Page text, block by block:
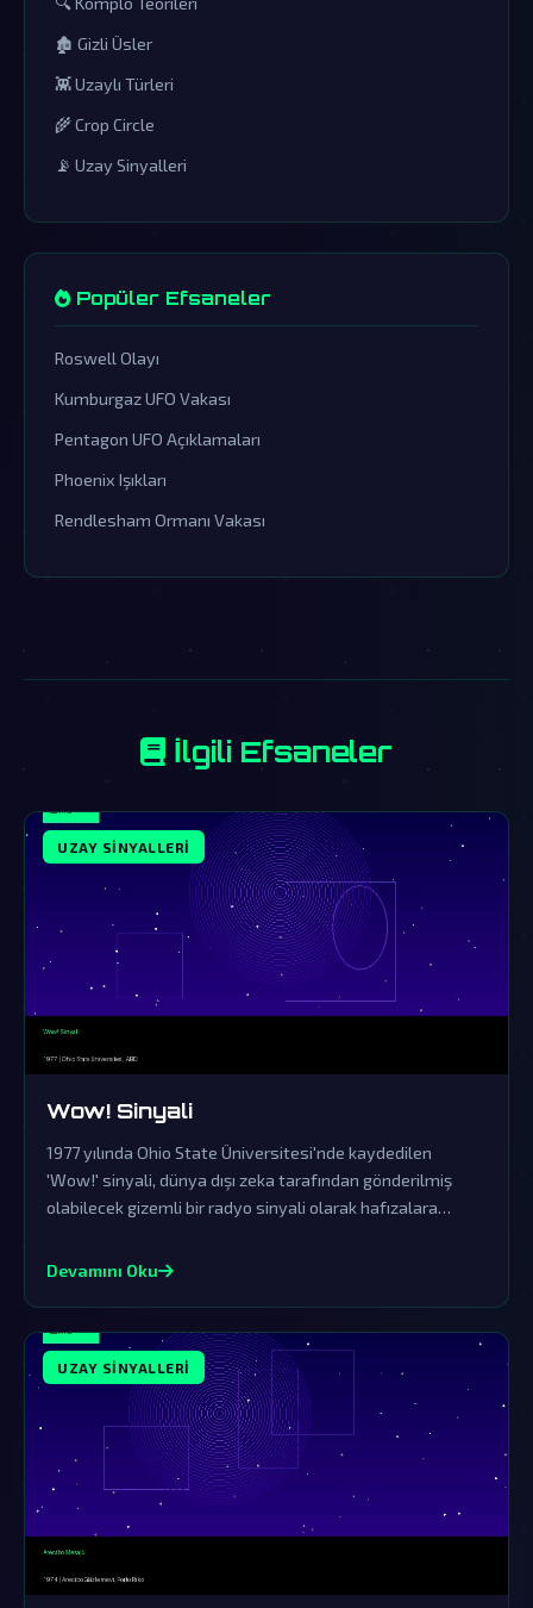
🏚️ Gizli Üsler
👾 Uzaylı Türleri
🌾 Crop Circle
📡 Uzay Sinyalleri
Popüler Efsaneler
Roswell Olayı
Kumburgaz UFO Vakası
Pentagon UFO Açıklamaları
Phoenix Işıkları
Rendlesham Ormanı Vakası
İlgili Efsaneler
UZAY SINYALLERI
Wow! Sinyali
1977 yılında Ohio State Üniversitesi'nde kaydedilen
'Wow!' sinyali, dünya dışı zeka tarafından gönderilmiş
olabilecek gizemli bir radyo sinyali olarak hafızalara
sinyal bilim dünyasında ve komplo teorisi çevrelerinde
Devamını Oku
UZAY SINYALLERI